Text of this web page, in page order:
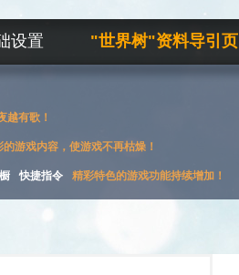
设置 "世界树"资料导引页
越有歌！
游戏内容，使游戏不再枯燥！
快捷指令 精彩特色的游戏功能持续增加！